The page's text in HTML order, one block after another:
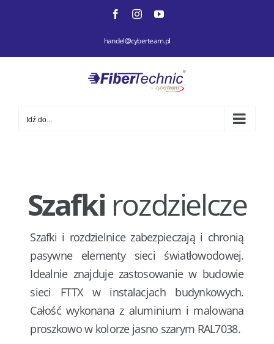
FacebookInstagramYouTube
handel@cyberteam.pl
Idź do...
Szafki rozdzielcze
Szafki i rozdzielnice zabezpieczają i chronią
pasywne elementy sieci światłowodowej.
Idealnie znajduje zastosowanie w budowie
sieci FTTX w instalacjach budynkowych.
Całość wykonana z aluminium i malowana
proszkowo w kolorze jasno szarym RAL7038.